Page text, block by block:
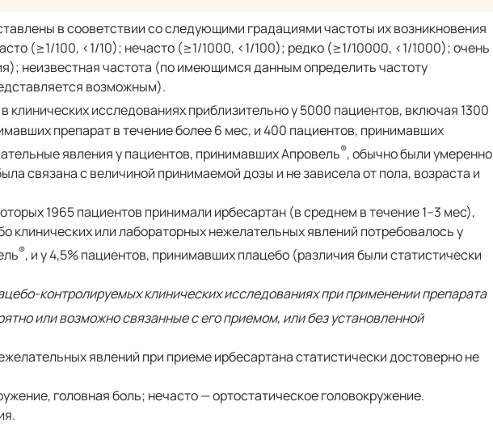
в сооветствии со следующими градациями частоты их возникновения
(≥1/100, <1/10); нечасто (≥1/1000, <1/100); редко (≥1/10000, <1/1000); очень
неизвестная частота (по имеющимся данным определить частоту
возможным).
клинических исследованиях приблизительно у 5000 пациентов, включая 1300
препарат в течение более 6 мес, и 400 пациентов, принимавших
явления у пациентов, принимавших Апровель®, обычно были умеренно
связана с величиной принимаемой дозы и не зависела от пола, возраста и
1965 пациентов принимали ирбесартан (в среднем в течение 1–3 мес),
клинических или лабораторных нежелательных явлений потребовалось у
®, и у 4,5% пациентов, принимавших плацебо (различия были статистически
контролируемых клинических исследованиях при применении препарата
или возможно связанные с его приемом, или без установленной
явлений при приеме ирбесартана статистически достоверно не
головная боль; нечасто — ортостатическое головокружение.